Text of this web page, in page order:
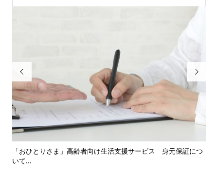

「おひとりさま」高齢者向け生活支援サービス 身元保証につ
いて...
